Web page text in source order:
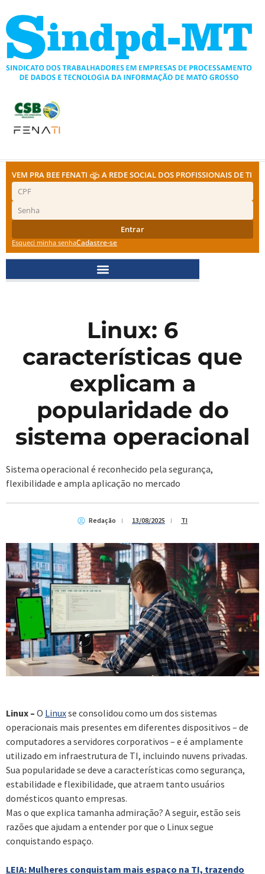
para
conteúdo
VEM PRA BEE FENATI A REDE SOCIAL DOS PROFISSIONAIS DE TI
Entrar
Esqueci minha senhaCadastre-se
Linux: 6
características que
explicam a
popularidade do
sistema operacional
Sistema operacional é reconhecido pela segurança,
flexibilidade e ampla aplicação no mercado
Redação 13/08/2025 TI
Linux – O Linuxse consolidou como um dos sistemas
operacionais mais presentes em diferentes dispositivos – de
computadores a servidores corporativos – e é amplamente
utilizado em infraestrutura de TI, incluindo nuvens privadas.
Sua popularidade se deve a características como segurança,
estabilidade e flexibilidade, que atraem tanto usuários
domésticos quanto empresas.
Mas o que explica tamanha admiração? A seguir, estão seis
razões que ajudam a entender por que o Linux segue
conquistando espaço.
LEIA: Mulheres conquistam mais espaço na TI, trazendo